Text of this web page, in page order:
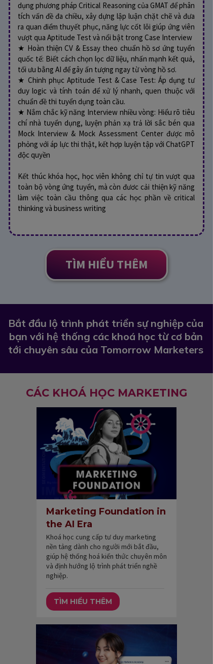
dụng phương pháp Critical Reasoning của GMAT để phân
tích vấn đề đa chiều, xây dựng lập luận chặt chẽ và đưa
ra quan điểm thuyết phục, năng lực cốt lõi giúp ứng viên
vượt qua Aptitude Test và nổi bật trong Case Interview
★ Hoàn thiện CV & Essay theo chuẩn hồ sơ ứng tuyển
quốc tế: Biết cách chọn lọc dữ liệu, nhấn mạnh kết quả,
tối ưu bằng AI để gây ấn tượng ngay từ vòng hồ sơ.
★ Chinh phục Aptitude Test & Case Test: Áp dụng tư
duy logic và tính toán để xử lý nhanh, quen thuộc với
chuẩn đề thi tuyển dụng toàn cầu.
★ Nắm chắc kỹ năng Interview nhiều vòng: Hiểu rõ tiêu
chí nhà tuyển dụng, luyện phản xạ trả lời sắc bén qua
Mock Interview & Mock Assessment Center được mô
phỏng với áp lực thi thật, kết hợp luyện tập với ChatGPT
độc quyền
Kết thúc khóa học, học viên không chỉ tự tin vượt qua
toàn bộ vòng ứng tuyển, mà còn đươc cải thiện kỹ năng
làm việc toàn cầu thông qua các học phần về critical
thinking và business writing
TÌM HIỂU THÊM
Bắt đầu lộ trình phát triển sự nghiệp của
bạn với hệ thống các khoá học từ cơ bản
tới chuyên sâu của Tomorrow Marketers
Khoá học cung cấp tư duy marketing
nền tảng dành cho người mới bắt đầu,
giúp hệ thống hoá kiến thức chuyên môn
và định hướng lộ trình phát triển nghề
nghiệp.
Marketing Foundation in
the AI Era
TÌM HIỂU THÊM
CÁC KHOÁ HỌC MARKETING